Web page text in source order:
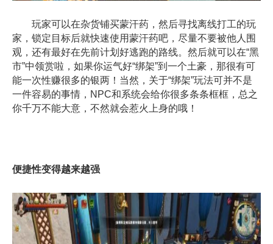
玩家可以在杂货铺买蒙汗药，然后寻找离线打工的玩
家，锁定目标后就快速使用蒙汗药吧，尽量不要被他人围
观，还有最好在先前计划好逃跑的路线。然后就可以在“黑
市”中领赏啦，如果你运气好“绑架”到一个土豪，那很有可
能一次性赚很多的银两！当然，关于“绑架”玩法可并不是
一件容易的事情，NPC和系统会给你很多条条框框，总之
你千万不能大意，不然就会惹火上身的哦！
便捷性变得越来越强